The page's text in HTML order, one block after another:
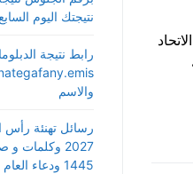
نتيجتك اليوم السابع
والاسم
2027 وكلمات
1445 ودعاء العام الجديد